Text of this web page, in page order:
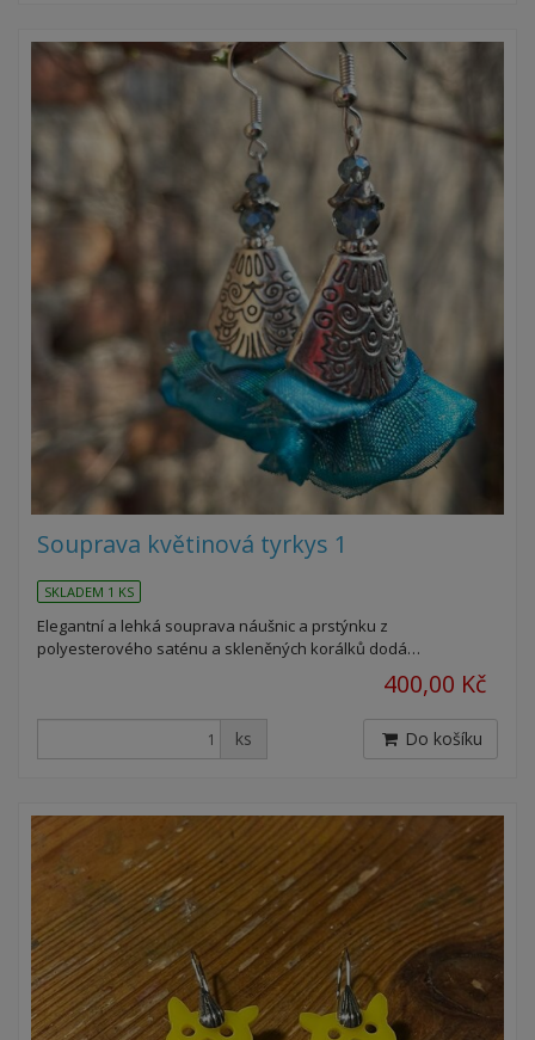
Souprava květinová tyrkys 1
SKLADEM 1 KS
Elegantní a lehká souprava náušnic a prstýnku z
polyesterového saténu a skleněných korálků dodá…
400,00 Kč
ks Do košíku